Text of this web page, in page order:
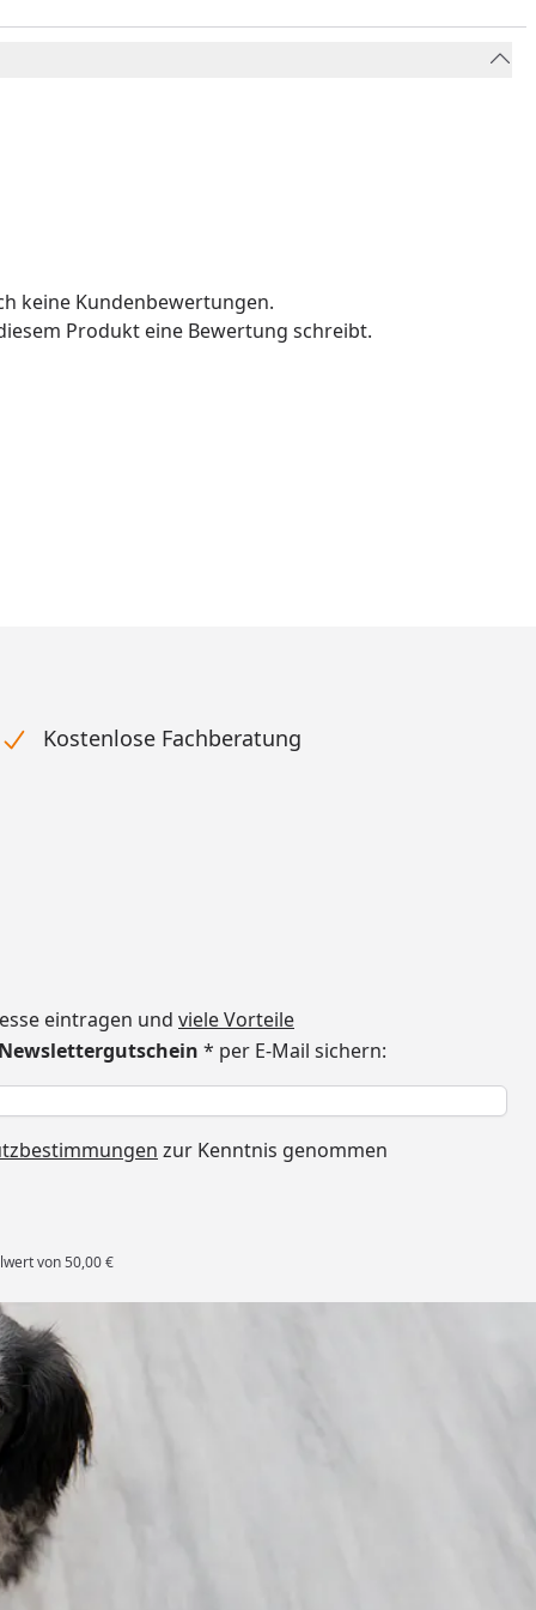
keine Kundenbewertungen.
Produkt eine Bewertung schreibt.
Kostenlose Fachberatung
eintragen und viele Vorteile
* per E-Mail sichern:
zur Kenntnis genommen
von 50,00 €